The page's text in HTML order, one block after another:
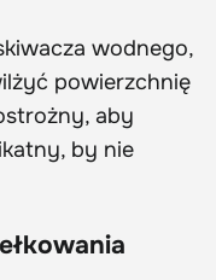
wodnego,
powierzchnię
aby
by nie